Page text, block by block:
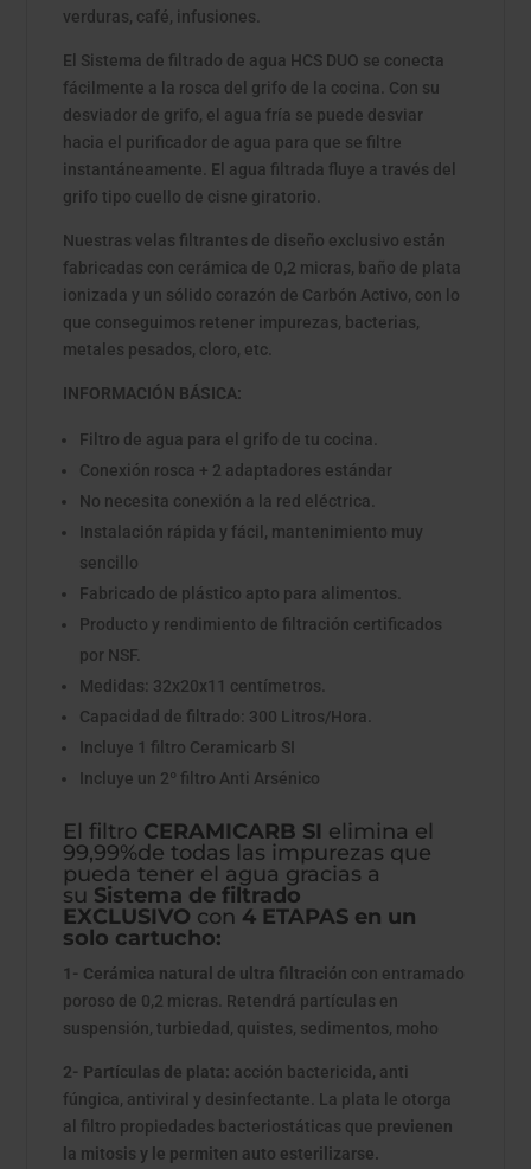
verduras, café, infusiones.
El Sistema de filtrado de agua HCS DUO se conecta
fácilmente a la rosca del grifo de la cocina. Con su
desviador de grifo, el agua fría se puede desviar
hacia el purificador de agua para que se filtre
instantáneamente. El agua filtrada fluye a través del
grifo tipo cuello de cisne giratorio.
Nuestras velas filtrantes de diseño exclusivo están
fabricadas con cerámica de 0,2 micras, baño de plata
ionizada y un sólido corazón de Carbón Activo, con lo
que conseguimos retener impurezas, bacterias,
metales pesados, cloro, etc.
INFORMACIÓN BÁSICA:
Filtro de agua para el grifo de tu cocina.
Conexión rosca + 2 adaptadores estándar
No necesita conexión a la red eléctrica.
Instalación rápida y fácil, mantenimiento muy
sencillo
Fabricado de plástico apto para alimentos.
Producto y rendimiento de filtración certificados
por NSF.
Medidas: 32x20x11 centímetros.
Capacidad de filtrado: 300 Litros/Hora.
Incluye 1 filtro Ceramicarb SI
Incluye un 2º filtro Anti Arsénico
El filtro CERAMICARB SI elimina el
99,99%de todas las impurezas que
pueda tener el agua gracias a
su Sistema de filtrado
EXCLUSIVO con 4 ETAPAS en un
solo cartucho:
1- Cerámica natural de ultra filtración con entramado
poroso de 0,2 micras. Retendrá partículas en
suspensión, turbiedad, quistes, sedimentos, moho
2- Partículas de plata: acción bactericida, anti
fúngica, antiviral y desinfectante. La plata le otorga
al filtro propiedades bacteriostáticas que previenen
la mitosis y le permiten auto esterilizarse.